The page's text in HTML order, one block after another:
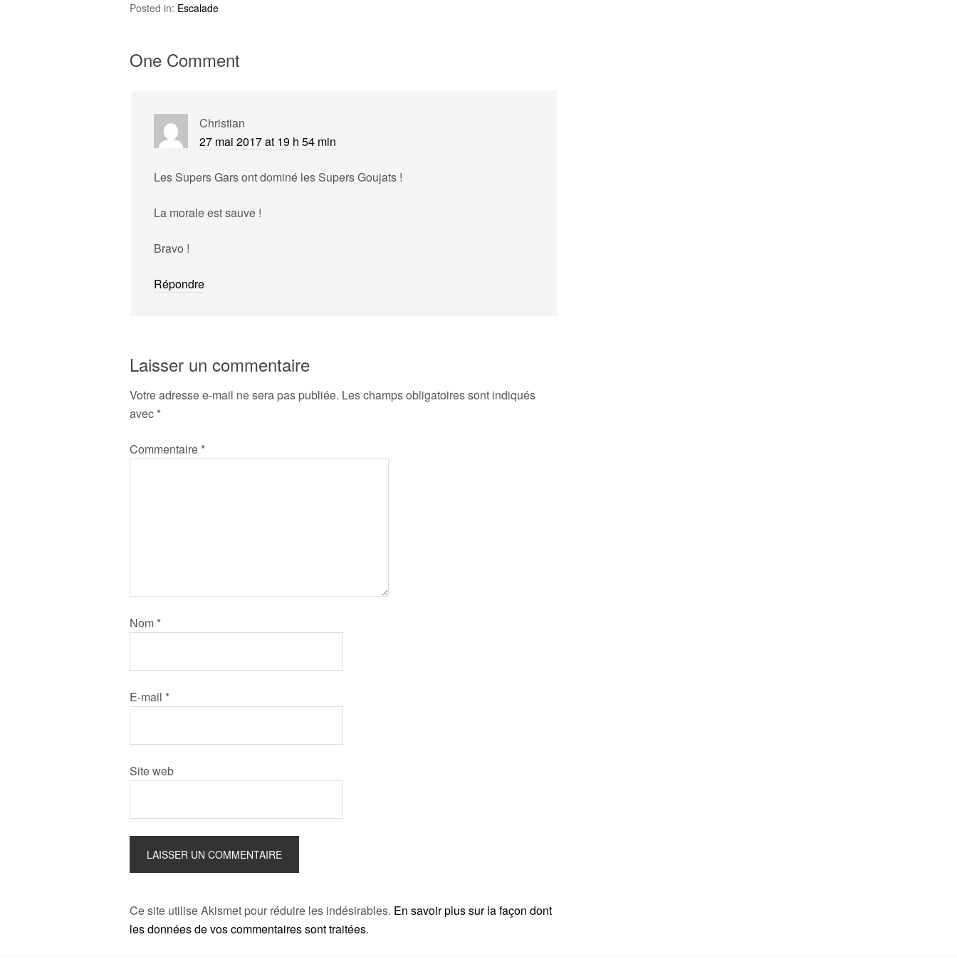
Posted in: Escalade
One Comment
Christian
27 mai 2017 at 19 h 54 min
Les Supers Gars ont dominé les Supers Goujats !
La morale est sauve !
Bravo !
Répondre
Laisser un commentaire
Votre adresse e-mail ne sera pas publiée. Les champs obligatoires sont indiqués
avec *
Commentaire *
Nom *
E-mail *
Site web
Ce site utilise Akismet pour réduire les indésirables. En savoir plus sur la façon dont
les données de vos commentaires sont traitées.